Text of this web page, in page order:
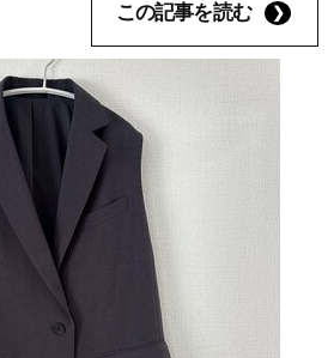
この記事を読む